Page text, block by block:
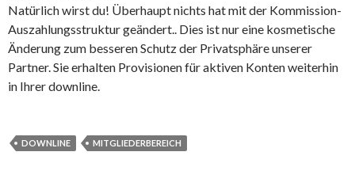
Natürlich wirst du! Überhaupt nichts hat mit der Kommission-
Auszahlungsstruktur geändert.. Dies ist nur eine kosmetische
Änderung zum besseren Schutz der Privatsphäre unserer
Partner. Sie erhalten Provisionen für aktiven Konten weiterhin
in Ihrer downline.
DOWNLINE MITGLIEDERBEREICH